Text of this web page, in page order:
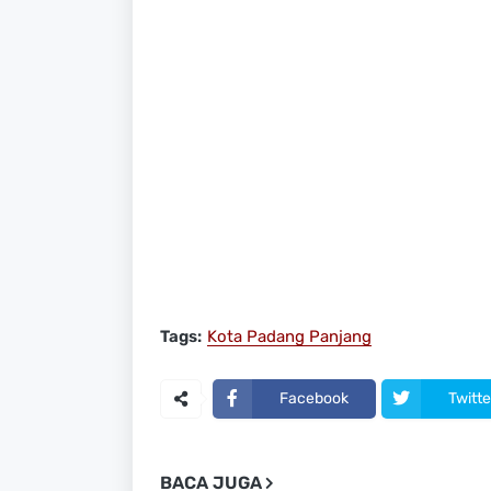
Tags: Kota Padang Panjang
Facebook
BACA JUGA